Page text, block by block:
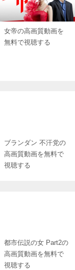
女帝の高画質動画を
無料で視聴する
ブランダン 不汗党の
高画質動画を無料で
視聴する
都市伝説の女 Part2の
高画質動画を無料で
視聴する